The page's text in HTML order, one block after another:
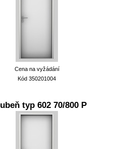
Cena na vyžádání
Kód 350201004
typ 602 70/800 P